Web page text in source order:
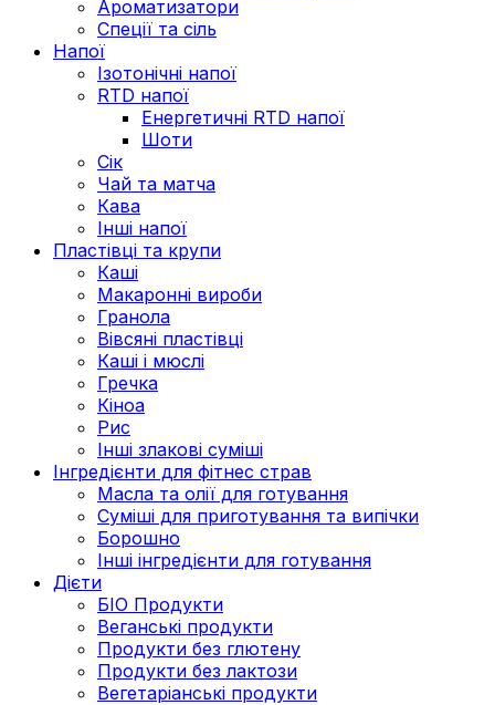
Ароматизатори
Спеції та сіль
Напої
Ізотонічні напої
RTD напої
Енергетичні RTD напої
Шоти
Сік
Чай та матча
Кава
Інші напої
Пластівці та крупи
Каші
Макаронні вироби
Гранола
Вівсяні пластівці
Каші і мюслі
Гречка
Кіноа
Рис
Інші злакові суміші
Інгредієнти для фітнес страв
Масла та олії для готування
Суміші для приготування та випічки
Борошно
Інші інгредієнти для готування
Дієти
БІО Продукти
Веганські продукти
Продукти без глютену
Продукти без лактози
Вегетаріанські продукти